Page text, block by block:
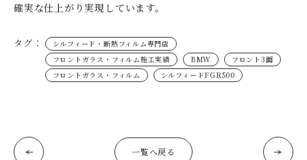
確実な仕上がり実現しています。
タグ：
シルフィード・断熱フィルム専門店
フロントガラス・フィルム施工実績
BMW
フロント3面
フロントガラス・フィルム
シルフィードFGR500
一覧へ戻る